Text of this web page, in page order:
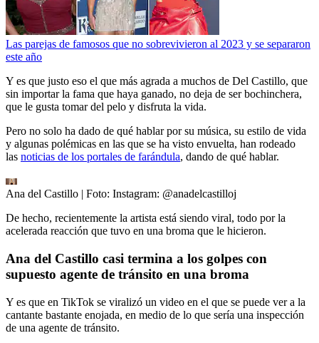
Las parejas de famosos que no sobrevivieron al 2023 y se separaron
este año
Y es que justo eso el que más agrada a muchos de Del Castillo, que
sin importar la fama que haya ganado, no deja de ser bochinchera,
que le gusta tomar del pelo y disfruta la vida.
Pero no solo ha dado de qué hablar por su música, su estilo de vida
y algunas polémicas en las que se ha visto envuelta, han rodeado
las noticias de los portales de farándula, dando de qué hablar.
Ana del Castillo | Foto: Instagram: @anadelcastilloj
De hecho, recientemente la artista está siendo viral, todo por la
acelerada reacción que tuvo en una broma que le hicieron.
Ana del Castillo casi termina a los golpes con
supuesto agente de tránsito en una broma
Y es que en TikTok se viralizó un video en el que se puede ver a la
cantante bastante enojada, en medio de lo que sería una inspección
de una agente de tránsito.